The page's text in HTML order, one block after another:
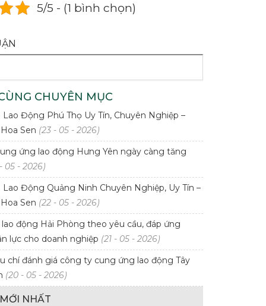
5/5 - (1 bình chọn)
CHUYÊN MỤC
Động Phú Thọ Uy Tín, Chuyên Nghiệp –
Sen (23 - 05 - 2026)
ứng lao động Hưng Yên ngày càng tăng
05 - 2026)
Động Quảng Ninh Chuyên Nghiệp, Uy Tín –
Sen (22 - 05 - 2026)
động Hải Phòng theo yêu cầu, đáp ứng
lực cho doanh nghiệp (21 - 05 - 2026)
chí đánh giá công ty cung ứng lao động Tây
(20 - 05 - 2026)
NHẤT